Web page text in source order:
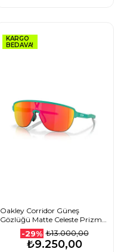
KARGO
BEDAVA!
Oakley Corridor Güneş
Gözlüğü Matte Celeste Prizm
-29% ₺13.000,00
₺9.250,00